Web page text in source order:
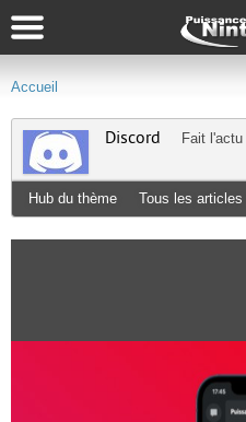
Accueil
Discord Fait l'actu
Hub du thème Tous les articles